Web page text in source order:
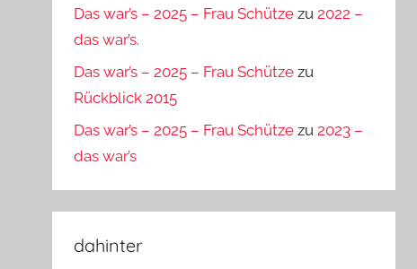
Das war’s – 2025 – Frau Schütze zu 2022 –
das war’s.
Das war’s – 2025 – Frau Schütze zu
Rückblick 2015
Das war’s – 2025 – Frau Schütze zu 2023 –
das war’s
dahinter